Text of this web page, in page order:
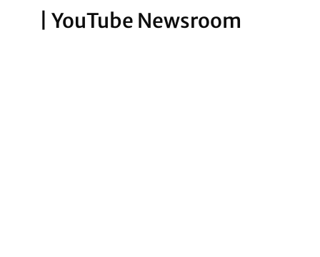
| YouTube Newsroom